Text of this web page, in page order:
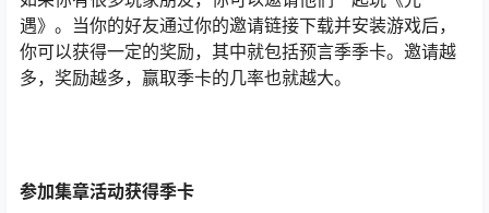
遇》。当你的好友通过你的邀请链接下载并安装游戏后，
你可以获得一定的奖励，其中就包括预言季季卡。邀请越
多，奖励越多，赢取季卡的几率也就越大。
参加集章活动获得季卡